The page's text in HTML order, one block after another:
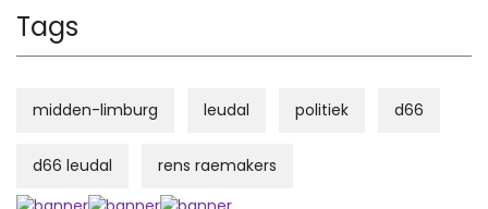
Tags
midden-limburg leudal politiek d66
d66 leudal rens raemakers